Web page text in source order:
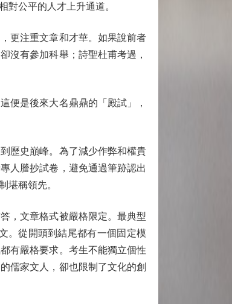
對公平的人才上升通道。
更注重文章和才華。如果說前者
沒有參加科舉；詩聖杜甫考過，
是後來大名鼎鼎的「殿試」，
歷史巔峰。為了減少作弊和權貴
人謄抄試卷，避免通過筆跡認出
堪稱領先。
，文章格式被嚴格限定。最典型
。從開頭到結尾都有一個固定模
有嚴格要求。考生不能獨立個性
儒家文人，卻也限制了文化的創